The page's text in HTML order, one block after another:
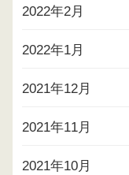
2022年2月
2022年1月
2021年12月
2021年11月
2021年10月